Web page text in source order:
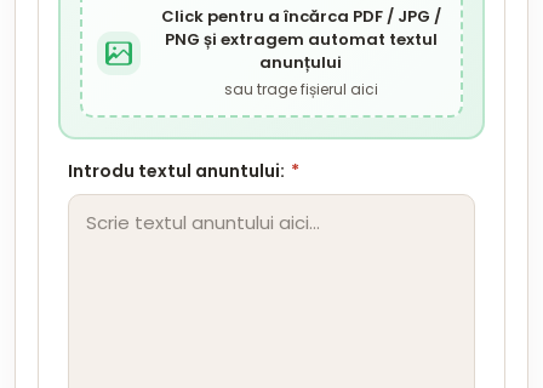
Click pentru a încărca PDF / JPG /
PNG și extragem automat textul
anunțului
sau trage fișierul aici
Introdu textul anuntului: *